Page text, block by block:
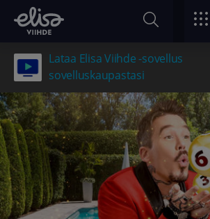
Lataa Elisa Viihde -sovellus
sovelluskaupastasi